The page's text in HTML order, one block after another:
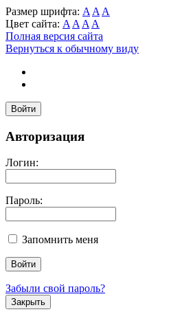
Размер шрифта: A A A
Цвет сайта: A A A A
Полная версия сайта
Вернуться к обычному виду
Войти
Авторизация
Логин:
Пароль:
Запомнить меня
Забыли свой пароль?
Закрыть